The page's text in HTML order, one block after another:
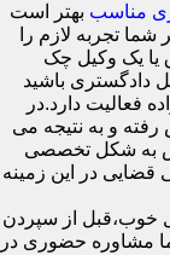
مناسب بهتر است
تجربه لازم را
یا یک وکیل چک
دادگستری باشید
فعالیت دارد.در
و به نتیجه می
به شکل تخصصی
قضایی در این زمینه
خوب،قبل از سپردن
مشاوره حضوری در